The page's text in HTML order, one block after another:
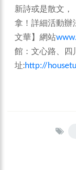
新詩或是散文，
拿！詳細活動辦
文華】網站
館：文心路、四
址:http://